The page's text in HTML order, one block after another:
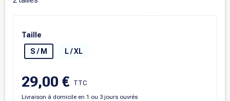
Taille
S / M
L / XL
29,00 € TTC
Livraison à domicile en 1 ou 3 jours ouvrés